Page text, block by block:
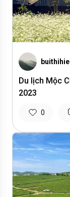
Du lịch Mộc
2023
0